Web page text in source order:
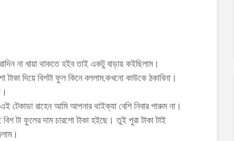
না খায়া থাকতে হইব তাই একটু বাড়ায় কইছিলাম।
দিয়ে বিশটা ফুল কিনে বললাম,কখনো কাউকে ঠকাবিনা।
রাহেন আমি আপনার থাইক্যা বেশি নিবার পারুম না।
টা ফুলের দাম চারশো টাকা হইছে। তুই পুরা টাকা টাই